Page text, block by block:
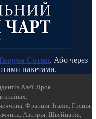
Сотня. Або через
пакетами.
Алеї Зірок
країнах:
Франція, Італія, Греція,
Австрія, Швейцарія,